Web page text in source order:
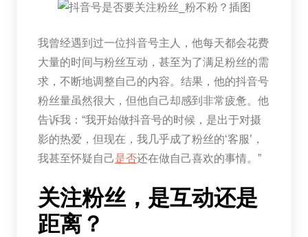
我曾经遇到过一位抖音号主人，他每天都会花费
大量的时间与粉丝互动，甚至为了满足粉丝的需
求，不断地调整自己的内容。结果，他的抖音号
粉丝量虽然很大，但他自己却感到非常疲惫。他
告诉我：“我开始做抖音号的时候，是出于对摄
影的热爱，但现在，我几乎成了粉丝的‘客服’，
我甚至怀疑自己是否还在做自己喜欢的事情。”
关注粉丝，是互动还是
距离？